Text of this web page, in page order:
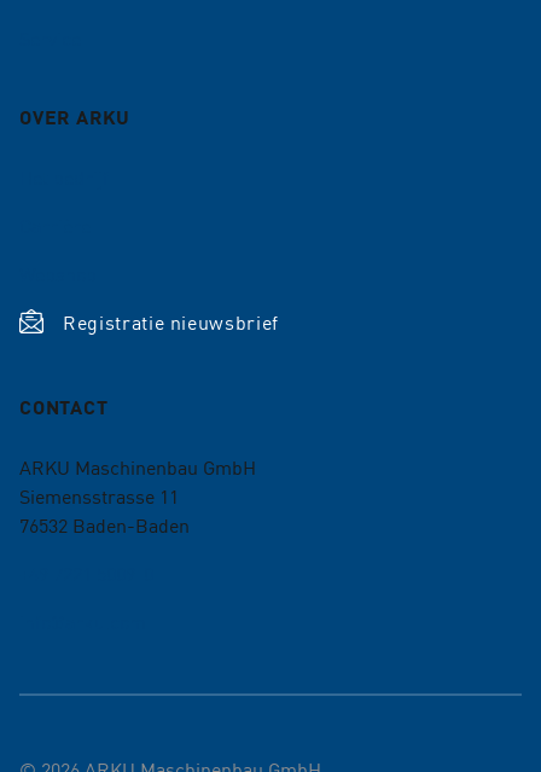
OVER ARKU
Registratie nieuwsbrief
CONTACT
ARKU Maschinenbau GmbH
Siemensstrasse 11
76532 Baden-Baden